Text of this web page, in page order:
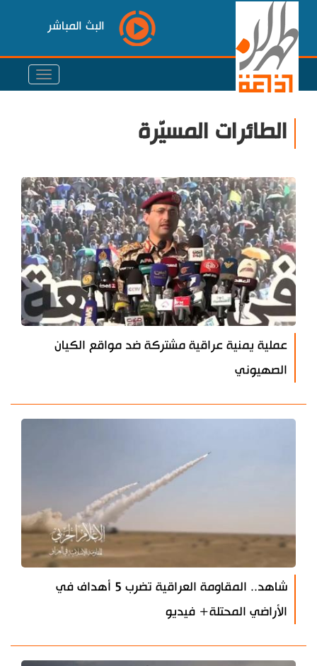
البث المباشر
الطائرات المسيّرة
عملية يمنية عراقية مشتركة ضد مواقع الكيان
الصهيوني
شاهد.. المقاومة العراقية تضرب 5 أهداف في
الأراضي المحتلة+ فيديو